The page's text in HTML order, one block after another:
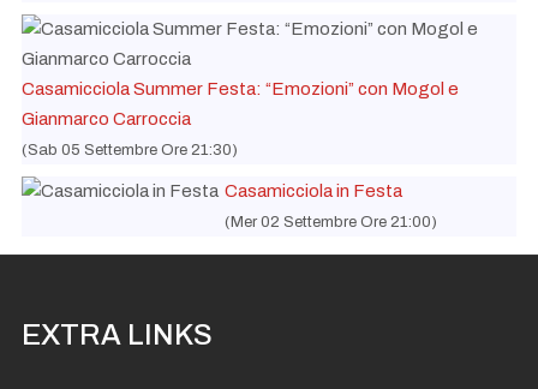
Casamicciola Summer Festa: “Emozioni” con Mogol e
Gianmarco Carroccia
(Sab 05 Settembre Ore 21:30)
Casamicciola in Festa
(Mer 02 Settembre Ore 21:00)
EXTRA LINKS